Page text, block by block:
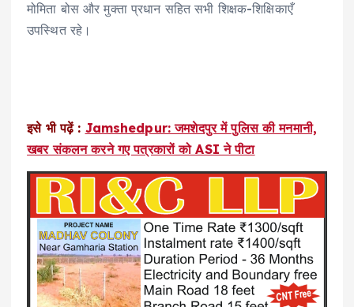
मोमिता बोस और मुक्ता प्रधान सहित सभी शिक्षक-शिक्षिकाएँ
उपस्थित रहे।
इसे भी पढ़ें : Jamshedpur: जमशेदपुर में पुलिस की मनमानी,
खबर संकलन करने गए पत्रकारों को ASI ने पीटा